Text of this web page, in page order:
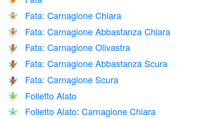
🧚🏻 Fata: Carnagione Chiara
🧚🏼 Fata: Carnagione Abbastanza Chiara
🧚🏽 Fata: Carnagione Olivastra
🧚🏾 Fata: Carnagione Abbastanza Scura
🧚🏿 Fata: Carnagione Scura
🧚‍♂️ Folletto Alato
🧚🏻‍♂️ Folletto Alato: Carnagione Chiara